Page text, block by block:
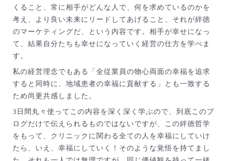
くること、常に相手がどんな人で、何を求めているのかを
考え、より良い未来にリードしてあげること、それが絆徳
のマーケティングだ、という内容です。相手が幸せになっ
て、結果自分たちも幸せになっていく経営の仕方を学べま
す。
私の経営理念でもある「全従業員の物心両面の幸福を追求
すると同時に、地域患者の幸福に貢献する」とも一致する
ため尚更共感しました。
3日間丸々使ってこの内容を深く深く学ぶので、到底このブ
ログだけで伝えられるものではないですが、この絆徳哲学
をもって、クリニックに関わる全ての人を幸福にしていけ
たら、いえ、幸福にしていく！そのような覚悟を持てまし